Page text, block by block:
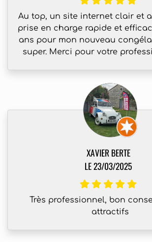
Au top, un site internet clair et
prise en charge rapide et
ans pour mon nouveau
super. Merci pour votre
XAVIER BERTE
LE 23/03/2025
Très professionnel, bon
attractifs